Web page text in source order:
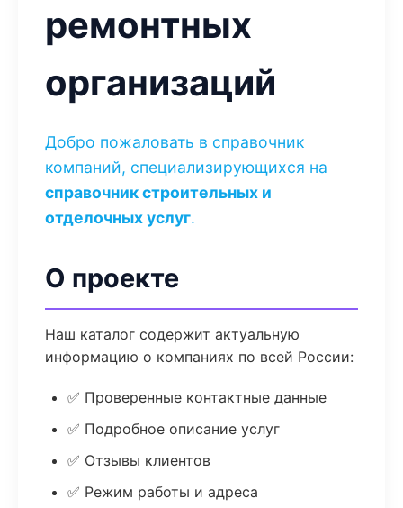
ремонтных
организаций
Добро пожаловать в справочник
компаний, специализирующихся на
справочник строительных и
отделочных услуг.
О проекте
Наш каталог содержит актуальную
информацию о компаниях по всей России:
✅ Проверенные контактные данные
✅ Подробное описание услуг
✅ Отзывы клиентов
✅ Режим работы и адреса